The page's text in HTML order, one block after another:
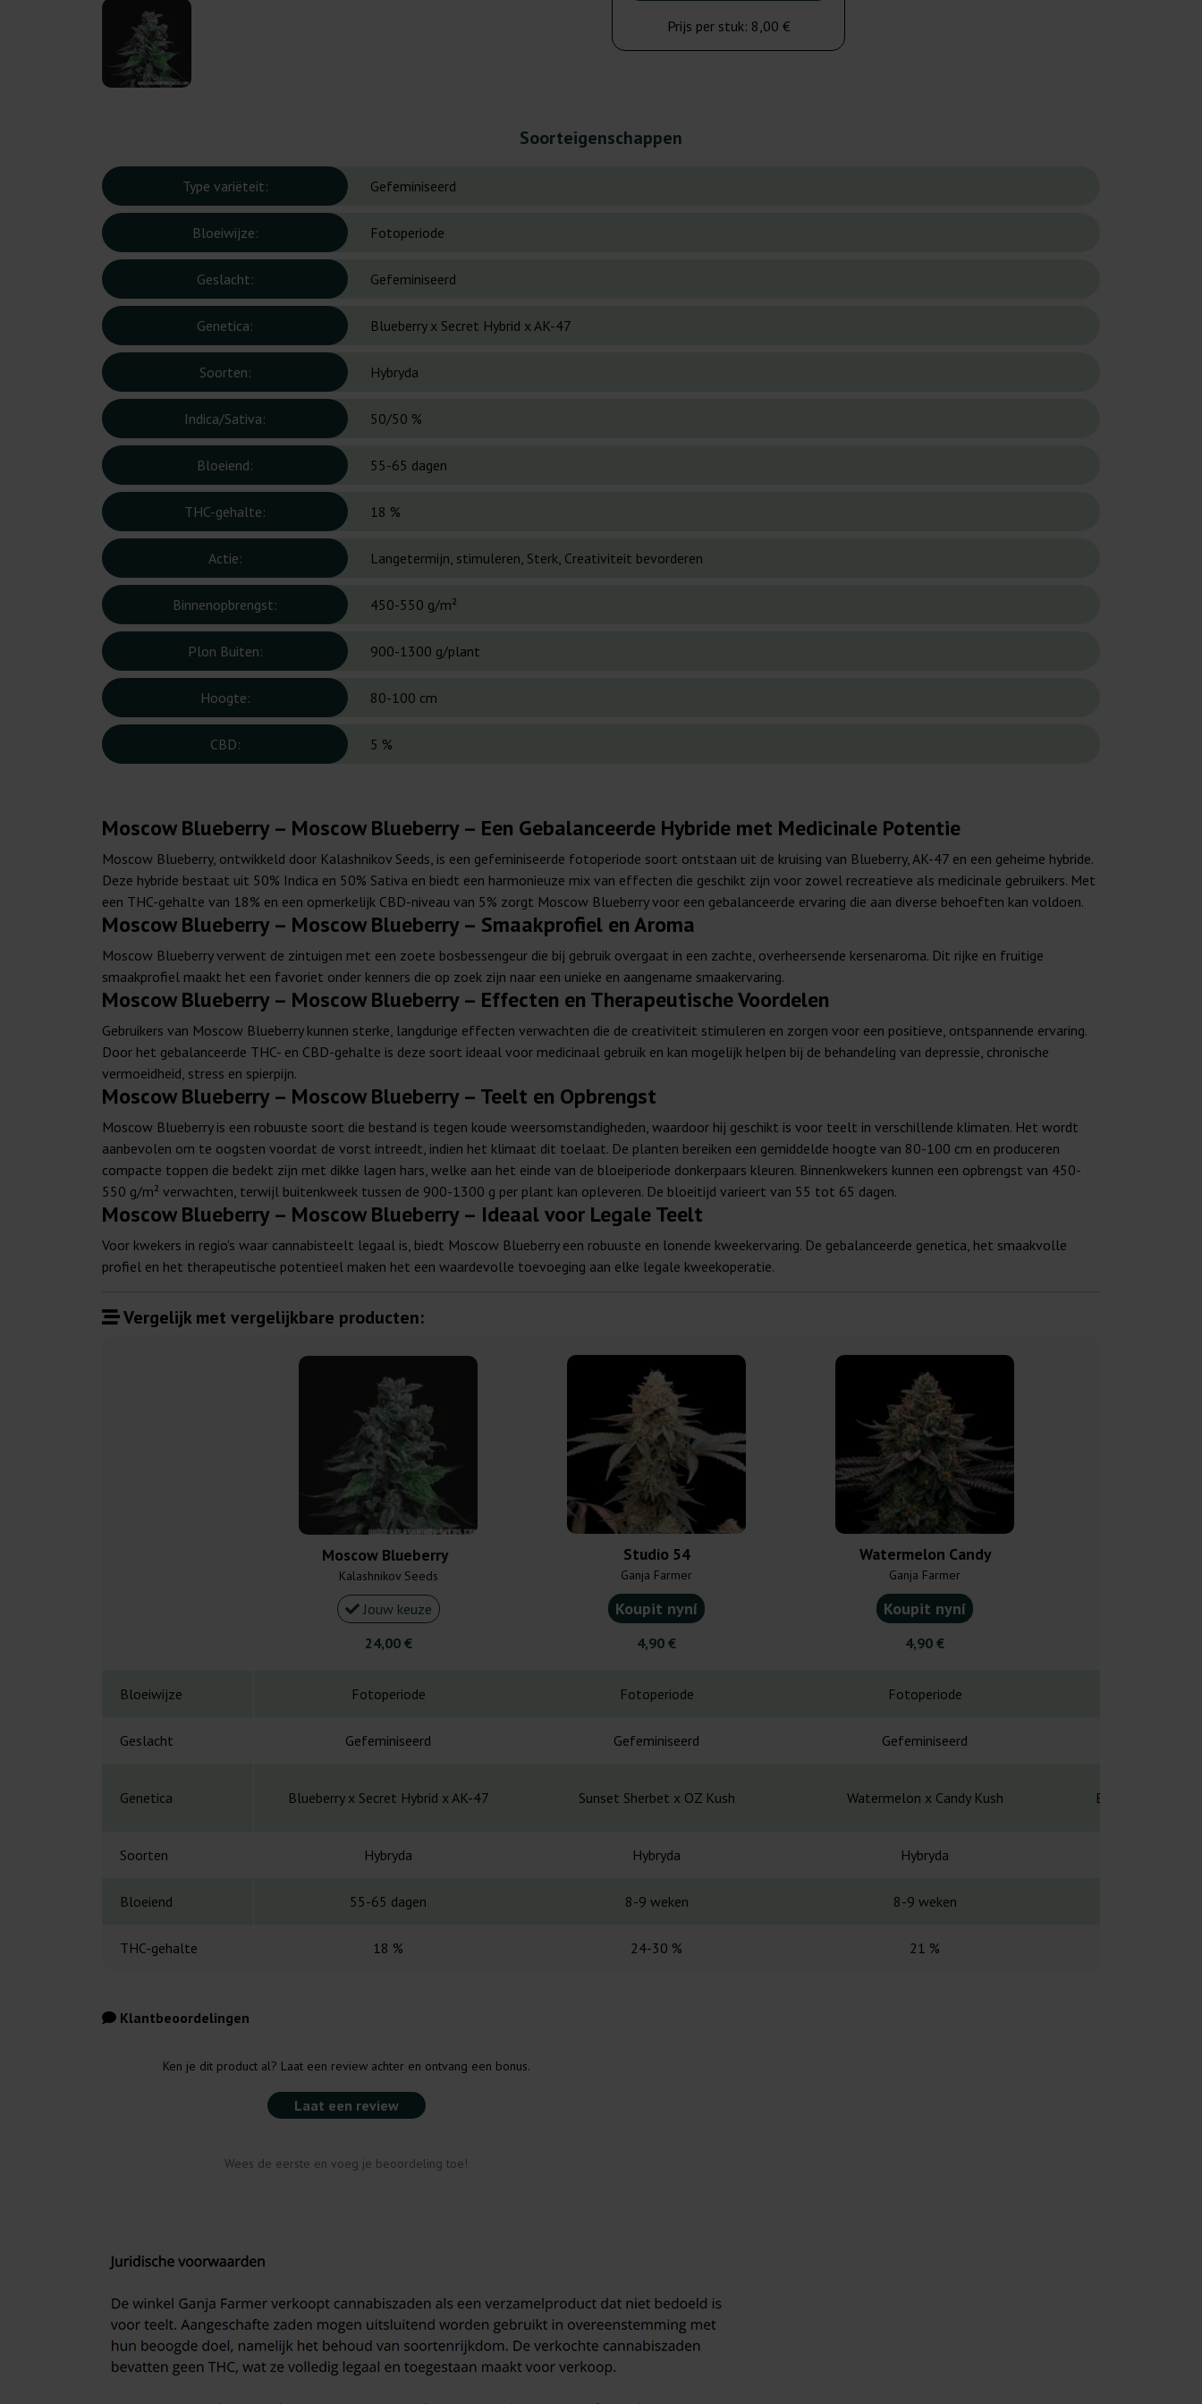
Prijs per stuk: 8,00 €
Soorteigenschappen
Type variëteit: Gefeminiseerd
Bloeiwijze: Fotoperiode
Geslacht: Gefeminiseerd
Genetica: Blueberry x Secret Hybrid x AK-47
Soorten: Hybryda
Indica/Sativa: 50/50 %
Bloeiend: 55-65 dagen
THC-gehalte: 18 %
Actie: Langetermijn, stimuleren, Sterk, Creativiteit bevorderen
Binnenopbrengst: 450-550 g/m²
Plon Buiten: 900-1300 g/plant
Hoogte: 80-100 cm
CBD: 5 %
Moscow Blueberry – Moscow Blueberry – Een Gebalanceerde Hybride met Medicinale Potentie
Moscow Blueberry, ontwikkeld door Kalashnikov Seeds, is een gefeminiseerde fotoperiode soort ontstaan uit de kruising van Blueberry, AK-47 en een geheime hybride.
Deze hybride bestaat uit 50% Indica en 50% Sativa en biedt een harmonieuze mix van effecten die geschikt zijn voor zowel recreatieve als medicinale gebruikers. Met
een THC-gehalte van 18% en een opmerkelijk CBD-niveau van 5% zorgt Moscow Blueberry voor een gebalanceerde ervaring die aan diverse behoeften kan voldoen.
Moscow Blueberry – Moscow Blueberry – Smaakprofiel en Aroma
Moscow Blueberry verwent de zintuigen met een zoete bosbessengeur die bij gebruik overgaat in een zachte, overheersende kersenaroma. Dit rijke en fruitige
smaakprofiel maakt het een favoriet onder kenners die op zoek zijn naar een unieke en aangename smaakervaring.
Moscow Blueberry – Moscow Blueberry – Effecten en Therapeutische Voordelen
Gebruikers van Moscow Blueberry kunnen sterke, langdurige effecten verwachten die de creativiteit stimuleren en zorgen voor een positieve, ontspannende ervaring.
Door het gebalanceerde THC- en CBD-gehalte is deze soort ideaal voor medicinaal gebruik en kan mogelijk helpen bij de behandeling van depressie, chronische
vermoeidheid, stress en spierpijn.
Moscow Blueberry – Moscow Blueberry – Teelt en Opbrengst
Moscow Blueberry is een robuuste soort die bestand is tegen koude weersomstandigheden, waardoor hij geschikt is voor teelt in verschillende klimaten. Het wordt
aanbevolen om te oogsten voordat de vorst intreedt, indien het klimaat dit toelaat. De planten bereiken een gemiddelde hoogte van 80-100 cm en produceren
compacte toppen die bedekt zijn met dikke lagen hars, welke aan het einde van de bloeiperiode donkerpaars kleuren. Binnenkwekers kunnen een opbrengst van 450-
550 g/m² verwachten, terwijl buitenkweek tussen de 900-1300 g per plant kan opleveren. De bloeitijd varieert van 55 tot 65 dagen.
Moscow Blueberry – Moscow Blueberry – Ideaal voor Legale Teelt
Voor kwekers in regio's waar cannabisteelt legaal is, biedt Moscow Blueberry een robuuste en lonende kweekervaring. De gebalanceerde genetica, het smaakvolle
profiel en het therapeutische potentieel maken het een waardevolle toevoeging aan elke legale kweekoperatie.
Vergelijk met vergelijkbare producten:
Moscow Blueberry
Kalashnikov Seeds
Jouw keuze
24,00 €
Studio 54
Ganja Farmer
Koupit nyní
4,90 €
Watermelon Candy
Ganja Farmer
Koupit nyní
4,90 €
Bloeiwijze Fotoperiode Fotoperiode Fotoperiode
Geslacht Gefeminiseerd Gefeminiseerd Gefeminiseerd
Genetica Blueberry x Secret Hybrid x AK-47 Sunset Sherbet x OZ Kush Watermelon x Candy Kush Blueberry Muffin
Soorten Hybryda Hybryda Hybryda
Bloeiend 55-65 dagen 8-9 weken 8-9 weken
THC-gehalte 18 % 24-30 % 21 %
Klantbeoordelingen
Ken je dit product al? Laat een review achter en ontvang een bonus.
Laat een review
Wees de eerste en voeg je beoordeling toe!